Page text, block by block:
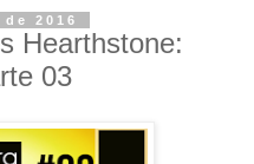
2016
Hearthstone:
03